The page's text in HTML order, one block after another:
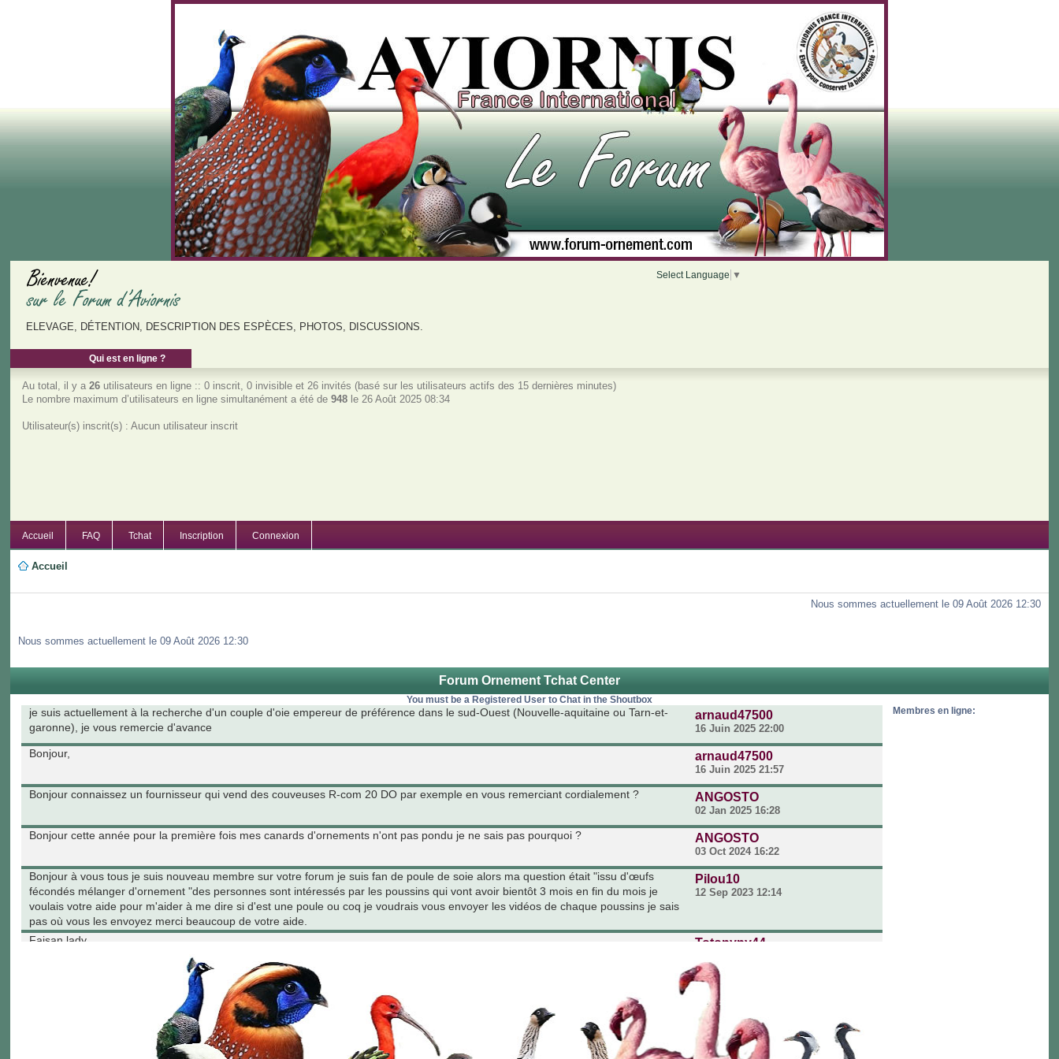
Select Language ▼
ELEVAGE, DÉTENTION, DESCRIPTION DES ESPÈCES, PHOTOS, DISCUSSIONS.
Qui est en ligne ?
Au total, il y a26 utilisateurs en ligne :: 0 inscrit, 0 invisible et 26 invités (basé sur les utilisateurs actifs des 15 dernières minutes)
Le nombre maximum d’utilisateurs en ligne simultanément a été de948 le 26 Août 2025 08:34
Utilisateur(s) inscrit(s) : Aucun utilisateur inscrit
Accueil FAQ Tchat Inscription Connexion
Accueil
Nous sommes actuellement le 09 Août 2026 12:30
Nous sommes actuellement le 09 Août 2026 12:30
Forum Ornement Tchat Center
You must be a Registered User to Chat in the Shoutbox
je suis actuellement à la recherche d'un couple d'oie empereur de préférence dans le sud-Ouest (Nouvelle-aquitaine ou Tarn-et-
garonne), je vous remercie d'avance
arnaud47500
16 Juin 2025 22:00
Bonjour, arnaud47500
16 Juin 2025 21:57
Bonjour connaissez un fournisseur qui vend des couveuses R-com 20 DO par exemple en vous remerciant cordialement ? ANGOSTO
02 Jan 2025 16:28
Bonjour cette année pour la première fois mes canards d'ornements n'ont pas pondu je ne sais pas pourquoi ? ANGOSTO
03 Oct 2024 16:22
Bonjour à vous tous je suis nouveau membre sur votre forum je suis fan de poule de soie alors ma question était "issu d'œufs
fécondés mélanger d'ornement "des personnes sont intéressés par les poussins qui vont avoir bientôt 3 mois en fin du mois je
voulais votre aide pour m'aider à me dire si d'est une poule ou coq je voudrais vous envoyer les vidéos de chaque poussins je sais
pas où vous les envoyez merci beaucoup de votre aide.
Pilou10
12 Sep 2023 12:14
Faisan lady Totonyny44
bonsoir, je cherche une femelle lophophore ressplendissant.... quelqu'un aurait-il? un contact.... si possible pas trop loin... je suis de
vea
03 Fév 2021 20:23
bonjour, je cherche une jeune femelle lophophore resplendissant pas loin de la frontière Suisse.. vous connaissez un éleveur???
vea
30 Jan 2021 08:38
Membres en ligne: